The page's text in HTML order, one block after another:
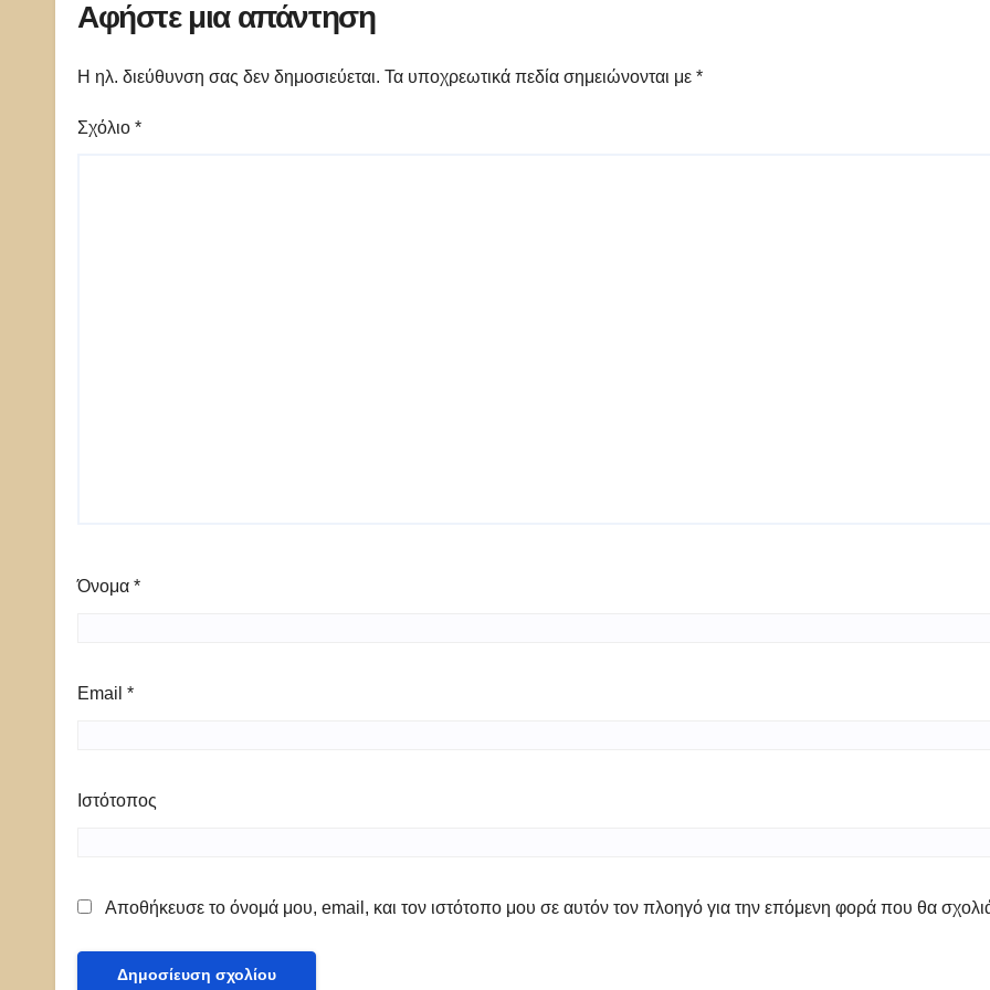
Αφήστε μια απάντηση
Η ηλ. διεύθυνση σας δεν δημοσιεύεται. Τα υποχρεωτικά πεδία σημειώνονται με *
Σχόλιο *
Όνομα *
Email *
Ιστότοπος
Αποθήκευσε το όνομά μου, email, και τον ιστότοπο μου σε αυτόν τον πλοηγό για την επόμενη φορά που θα